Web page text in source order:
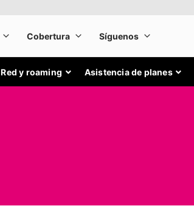
Red y roaming Asistencia de planes